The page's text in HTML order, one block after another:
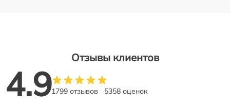
Отзывы клиентов
4.91799 отзывов 5358 оценок